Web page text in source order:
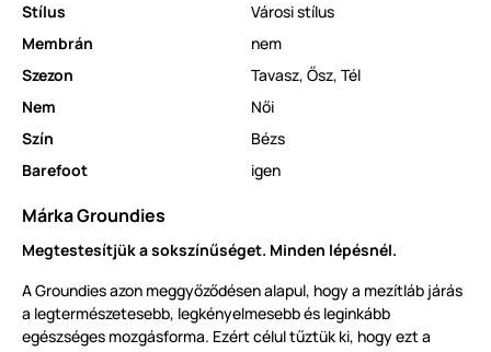
Stílus
Városi stílus
Membrán
nem
Szezon
Tavasz, Ősz, Tél
Nem
Női
Szín
Bézs
Barefoot
igen
Márka Groundies
Megtestesítjük a sokszínűséget. Minden lépésnél.
A Groundies azon meggyőződésen alapul, hogy a mezítláb járás
a legtermészetesebb, legkényelmesebb és leginkább
egészséges mozgásforma. Ezért célul tűztük ki, hogy ezt a